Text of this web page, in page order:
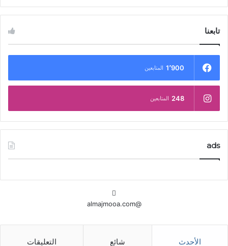
تابعنا
1٬900 المتابعين
248 المتابعين
ads
@almajmooa.com
الأحدث شائع التعليقات